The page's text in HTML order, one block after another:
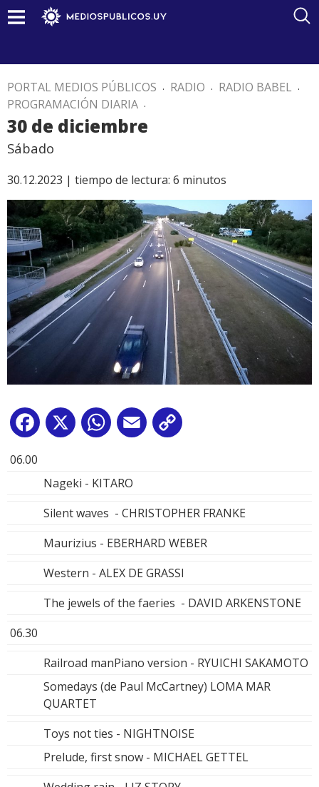
PORTAL MEDIOS PÚBLICOS . RADIO . RADIO BABEL .
PROGRAMACIÓN DIARIA .
30 de diciembre
Sábado
30.12.2023 | tiempo de lectura: 6 minutos
Facebook
X WhatsApp
Email
06.00
Nageki - KITARO
Silent waves - CHRISTOPHER FRANKE
Maurizius - EBERHARD WEBER
Western - ALEX DE GRASSI
The jewels of the faeries - DAVID ARKENSTONE
06.30
Railroad manPiano version - RYUICHI SAKAMOTO
Somedays (de Paul McCartney) LOMA MAR
QUARTET
Toys not ties - NIGHTNOISE
Prelude, first snow - MICHAEL GETTEL